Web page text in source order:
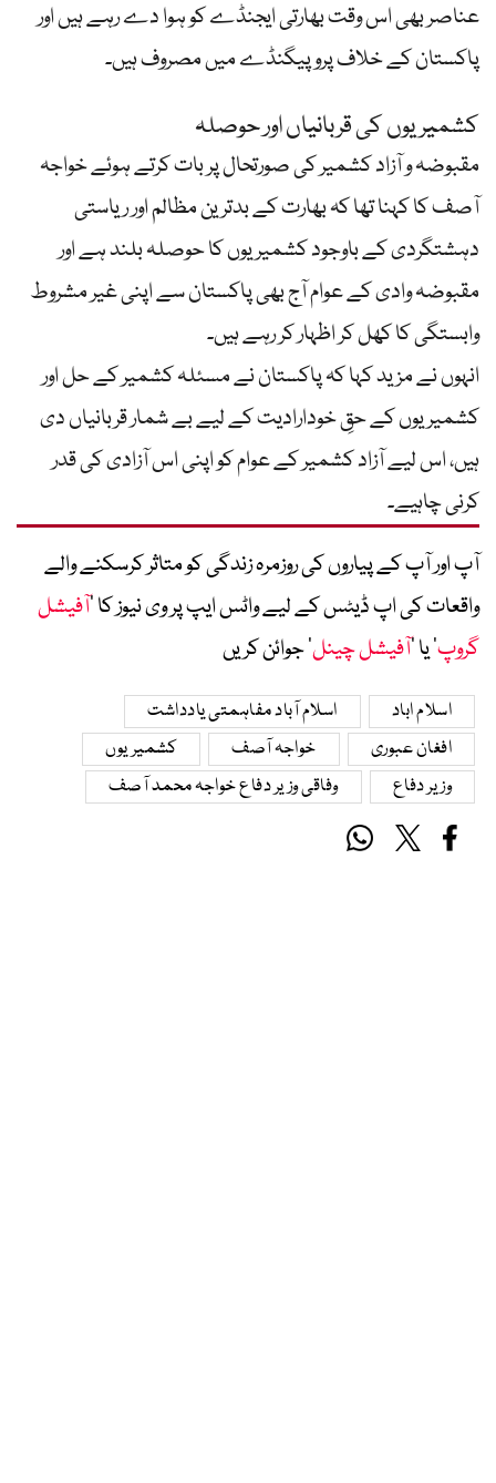
عناصر بھی اس وقت بھارتی ایجنڈے کو ہوا دے رہے ہیں اور
پاکستان کے خلاف پروپیگنڈے میں مصروف ہیں۔
کشمیریوں کی قربانیاں اور حوصلہ
مقبوضہ و آزاد کشمیر کی صورتحال پر بات کرتے ہوئے خواجہ
آصف کا کہنا تھا کہ بھارت کے بدترین مظالم اور ریاستی
دہشتگردی کے باوجود کشمیریوں کا حوصلہ بلند ہے اور
مقبوضہ وادی کے عوام آج بھی پاکستان سے اپنی غیر مشروط
وابستگی کا کھل کر اظہار کر رہے ہیں۔
انہوں نے مزید کہا کہ پاکستان نے مسئلہ کشمیر کے حل اور
کشمیریوں کے حقِ خودارادیت کے لیے بے شمار قربانیاں دی
ہیں، اس لیے آزاد کشمیر کے عوام کو اپنی اس آزادی کی قدر
کرنی چاہیے۔
آپ اور آپ کے پیاروں کی روزمرہ زندگی کو متاثر کرسکنے والے
واقعات کی اپ ڈیٹس کے لیے واٹس ایپ پر وی نیوز کا ’آفیشل
گروپ‘ یا ’آفیشل چینل‘ جوائن کریں
اسلام اباد
اسلام آباد مفاہمتی یادداشت
افغان عبوری
خواجہ آصف
کشمیریوں
وزیر دفاع
وفاقی وزیر دفاع خواجہ محمد آصف